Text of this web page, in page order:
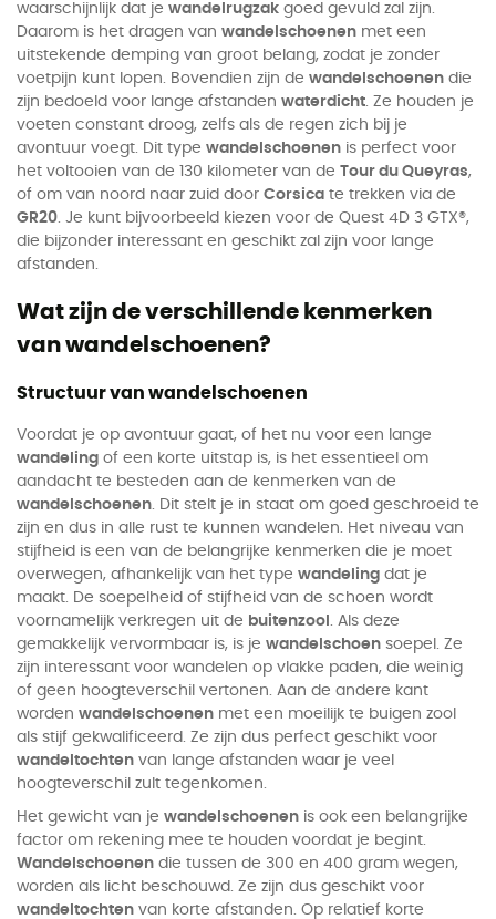
waarschijnlijk dat je wandelrugzak goed gevuld zal zijn.
Daarom is het dragen van wandelschoenen met een
uitstekende demping van groot belang, zodat je zonder
voetpijn kunt lopen. Bovendien zijn de wandelschoenen die
zijn bedoeld voor lange afstanden waterdicht. Ze houden je
voeten constant droog, zelfs als de regen zich bij je
avontuur voegt. Dit type wandelschoenen is perfect voor
het voltooien van de 130 kilometer van de Tour du Queyras,
of om van noord naar zuid door Corsica te trekken via de
GR20. Je kunt bijvoorbeeld kiezen voor de Quest 4D 3 GTX®,
die bijzonder interessant en geschikt zal zijn voor lange
afstanden.
Wat zijn de verschillende kenmerken
van wandelschoenen?
Structuur van wandelschoenen
Voordat je op avontuur gaat, of het nu voor een lange
wandeling of een korte uitstap is, is het essentieel om
aandacht te besteden aan de kenmerken van de
wandelschoenen. Dit stelt je in staat om goed geschroeid te
zijn en dus in alle rust te kunnen wandelen. Het niveau van
stijfheid is een van de belangrijke kenmerken die je moet
overwegen, afhankelijk van het type wandeling dat je
maakt. De soepelheid of stijfheid van de schoen wordt
voornamelijk verkregen uit de buitenzool . Als deze
gemakkelijk vervormbaar is, is je wandelschoen soepel. Ze
zijn interessant voor wandelen op vlakke paden, die weinig
of geen hoogteverschil vertonen. Aan de andere kant
worden wandelschoenen met een moeilijk te buigen zool
als stijf gekwalificeerd. Ze zijn dus perfect geschikt voor
wandeltochten van lange afstanden waar je veel
hoogteverschil zult tegenkomen.
Het gewicht van je wandelschoenen is ook een belangrijke
factor om rekening mee te houden voordat je begint.
Wandelschoenen die tussen de 300 en 400 gram wegen,
worden als licht beschouwd. Ze zijn dus geschikt voor
wandeltochten van korte afstanden. Op relatief korte